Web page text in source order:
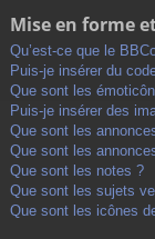
Mise en forme
Qu’est-ce que le
Puis-je insérer du
Que sont les
Puis-je insérer des
Que sont les
Que sont les
Que sont les notes ?
Que sont les sujets
Que sont les icônes